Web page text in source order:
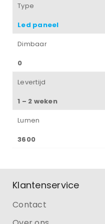
Type
Led paneel
Dimbaar
0
Levertijd
1 – 2 weken
Lumen
3600
Klantenservice
Contact